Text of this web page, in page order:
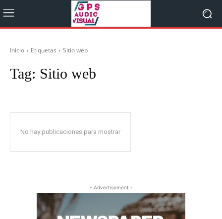
Inicio Etiquetas Sitio web
Tag: Sitio web
No hay publicaciones para mostrar
- Advertisement -